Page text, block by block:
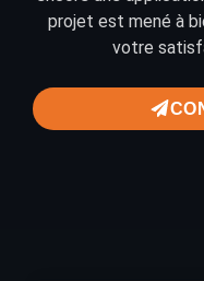
projet est mené à
votre